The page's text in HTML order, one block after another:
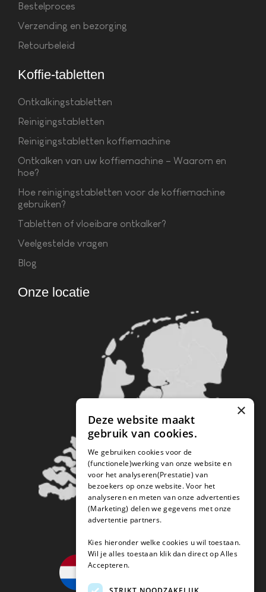
Bestelproces
Verzending en bezorging
Retourbeleid
Koffie-tabletten
Ontkalkingstabletten
Reinigingstabletten
Reinigingstabletten koffiemachine
Ontkalken van uw koffiemachine – Waarom en
hoe?
Hoe reinigingstabletten voor de koffiemachine
gebruiken?
Tabletten of vloeibare ontkalker?
Veelgestelde vragen
Blog
Onze locatie
×
Deze website maakt
gebruik van cookies.
We gebruiken cookies voor de
(functionele)werking van onze website en
voor het analyseren(Prestatie) van
bezoekers op onze website. Voor het
analyseren en meten van onze advertenties
(Marketing) delen we gegevens met onze
advertentie partners.
Kies hieronder welke cookies u wil toestaan.
Wil je alles toestaan klik dan direct op Alles
Accepteren.